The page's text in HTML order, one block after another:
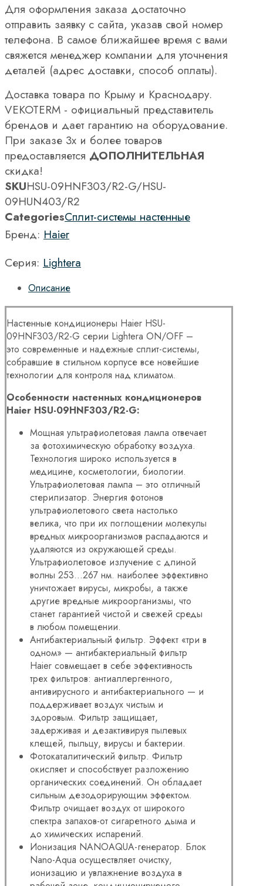
Для оформления заказа достаточно
отправить заявку с сайта, указав свой номер
телефона. В самое ближайшее время с вами
свяжется менеджер компании для уточнения
деталей (адрес доставки, способ оплаты).
Доставка товара по Крыму и Краснодару.
VEKOTERM - официальный представитель
брендов и дает гарантию на оборудование.
При заказе 3х и более товаров
предоставляется ДОПОЛНИТЕЛЬНАЯ
скидка!
SKUHSU-09HNF303/R2-G/HSU-
09HUN403/R2
CategoriesСплит-системы настенные
Бренд: Haier
Серия: Lightera
Описание
Настенные кондиционеры Haier HSU-
09HNF303/R2-G серии Lightera ON/OFF –
это современные и надежные сплит-системы,
собравшие в стильном корпусе все новейшие
технологии для контроля над климатом.
Особенности настенных кондиционеров
Haier HSU-09HNF303/R2-G:
Мощная ультрафиолетовая лампа отвечает
за фотохимическую обработку воздуха.
Технология широко используется в
медицине, косметологии, биологии.
Ультрафиолетовая лампа – это отличный
стерилизатор. Энергия фотонов
ультрафиолетового света настолько
велика, что при их поглощении молекулы
вредных микроорганизмов распадаются и
удаляются из окружающей среды.
Ультрафиолетовое излучение с длиной
волны 253…267 нм. наиболее эффективно
уничтожает вирусы, микробы, а также
другие вредные микроорганизмы, что
станет гарантией чистой и свежей среды
в любом помещении.
Антибактериальный фильтр. Эффект «три в
одном» — антибактериальный фильтр
Haier совмещает в себе эффективность
трех фильтров: антиаллергенного,
антивирусного и антибактериального — и
поддерживает воздух чистым и
здоровым. Фильтр защищает,
задерживая и дезактивируя пылевых
клещей, пыльцу, вирусы и бактерии.
Фотокаталитический фильтр. Фильтр
окисляет и способствует разложению
органических соединений. Он обладает
сильным дезодорирующим эффектом.
Фильтр очищает воздух от широкого
спектра запахов-от сигаретного дыма и
до химических испарений.
Ионизация NANOAQUA-генератор. Блок
Nano-Aqua осуществляет очистку,
ионизацию и увлажнение воздуха в